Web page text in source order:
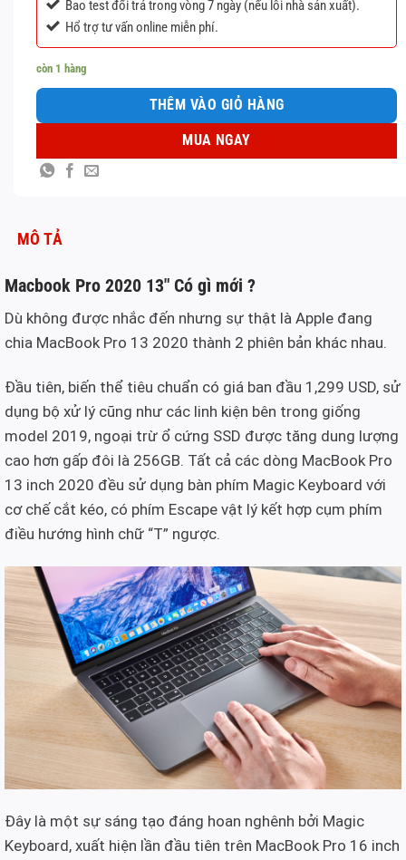
Bao test đổi trả trong vòng 7 ngày (nếu lỗi nhà sản xuất).
Hổ trợ tư vấn online miễn phí.
còn 1 hàng
THÊM VÀO GIỎ HÀNG
MUA NGAY
MÔ TẢ
Macbook Pro 2020 13″ Có gì mới ?
Dù không được nhắc đến nhưng sự thật là Apple đang
chia MacBook Pro 13 2020 thành 2 phiên bản khác nhau.
Đầu tiên, biến thể tiêu chuẩn có giá ban đầu 1,299 USD, sử
dụng bộ xử lý cũng như các linh kiện bên trong giống
model 2019, ngoại trừ ổ cứng SSD được tăng dung lượng
cao hơn gấp đôi là 256GB. Tất cả các dòng MacBook Pro
13 inch 2020 đều sử dụng bàn phím Magic Keyboard với
cơ chế cắt kéo, có phím Escape vật lý kết hợp cụm phím
điều hướng hình chữ “T” ngược.
Đây là một sự sáng tạo đáng hoan nghênh bởi Magic
Keyboard, xuất hiện lần đầu tiên trên MacBook Pro 16 inch